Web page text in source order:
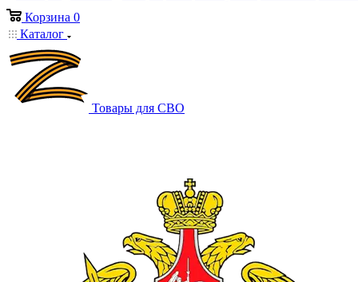
Корзина 0
Каталог
Товары для СВО